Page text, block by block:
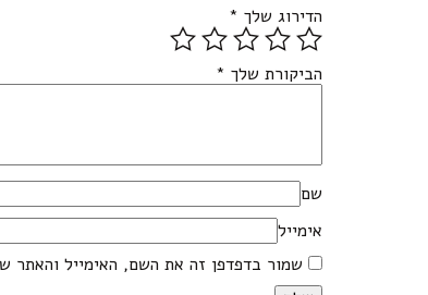
הדירוג שלך *
הביקורת שלך *
שם
אימייל
שמור בדפדפן זה את השם, האימייל והאתר